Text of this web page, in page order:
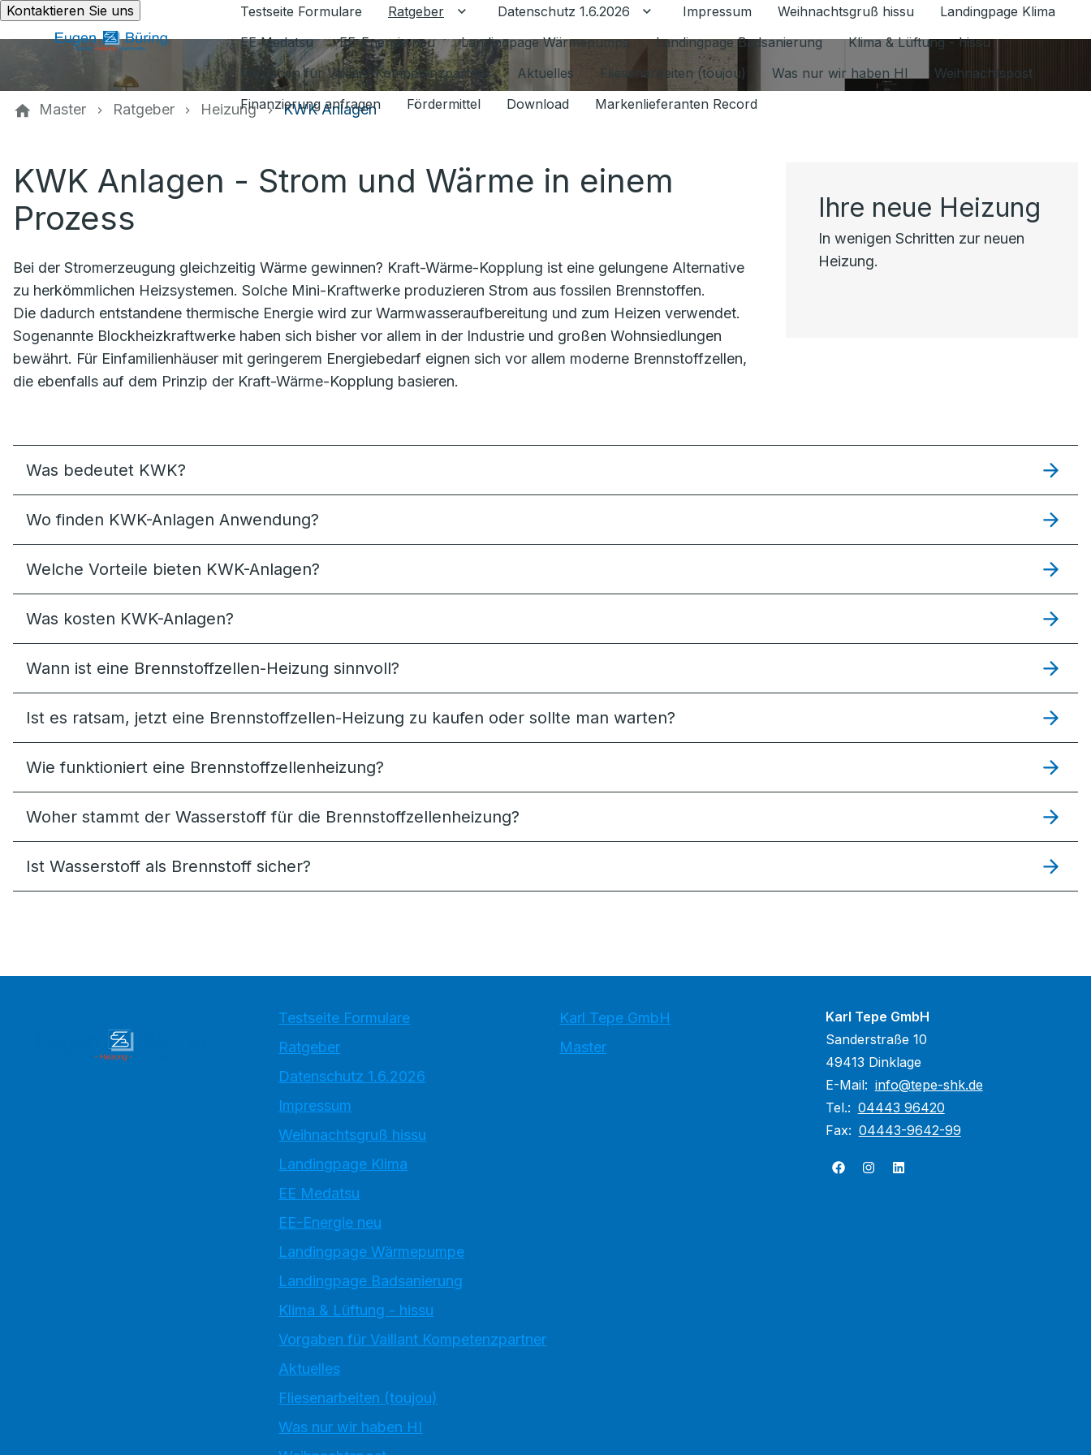
Kontaktieren Sie uns Testseite Formulare Ratgeber Untermenü für Ratgeber umschalten
Datenschutz 1.6.2026 Untermenü für Datenschutz 1.6.2026 umschalten
Impressum Weihnachtsgruß hissu
Landingpage Klima
EE Medatsu
EE-Energie neu Landingpage Wärmepumpe Landingpage Badsanierung
Klima & Lüftung - hissu
Vorgaben für Vaillant Kompetenzpartner
Aktuelles Fliesenarbeiten (toujou) Was nur wir haben HI
Weihnachtspost
Finanzierung anfragen
Fördermittel Download Markenlieferanten Record
Master Ratgeber Heizung KWK Anlagen
KWK Anlagen - Strom und Wärme in einem
Prozess
Bei der Stromerzeugung gleichzeitig Wärme gewinnen? Kraft-Wärme-Kopplung ist eine gelungene Alternative
zu herkömmlichen Heizsystemen. Solche Mini-Kraftwerke produzieren Strom aus fossilen Brennstoffen.
Die dadurch entstandene thermische Energie wird zur Warmwasseraufbereitung und zum Heizen verwendet.
Sogenannte Blockheizkraftwerke haben sich bisher vor allem in der Industrie und großen Wohnsiedlungen
bewährt. Für Einfamilienhäuser mit geringerem Energiebedarf eignen sich vor allem moderne Brennstoffzellen,
die ebenfalls auf dem Prinzip der Kraft-Wärme-Kopplung basieren.
Ihre neue Heizung
In wenigen Schritten zur neuen
Heizung.
Was bedeutet KWK?
Wo finden KWK-Anlagen Anwendung?
Welche Vorteile bieten KWK-Anlagen?
Was kosten KWK-Anlagen?
Wann ist eine Brennstoffzellen-Heizung sinnvoll?
Ist es ratsam, jetzt eine Brennstoffzellen-Heizung zu kaufen oder sollte man warten?
Wie funktioniert eine Brennstoffzellenheizung?
Woher stammt der Wasserstoff für die Brennstoffzellenheizung?
Ist Wasserstoff als Brennstoff sicher?
Testseite Formulare
Ratgeber
Datenschutz 1.6.2026
Impressum
Weihnachtsgruß hissu
Landingpage Klima
EE Medatsu
EE-Energie neu
Landingpage Wärmepumpe
Landingpage Badsanierung
Klima & Lüftung - hissu
Vorgaben für Vaillant Kompetenzpartner
Aktuelles
Fliesenarbeiten (toujou)
Was nur wir haben HI
Karl Tepe GmbH
Master
Karl Tepe GmbH
Sanderstraße 10
49413 Dinklage
E-Mail: info@tepe-shk.de
Tel.: 04443 96420
Fax: 04443-9642-99